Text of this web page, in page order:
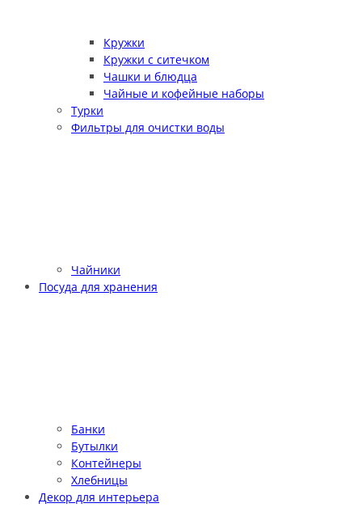
Кружки
Кружки с ситечком
Чашки и блюдца
Чайные и кофейные наборы
Турки
Фильтры для очистки воды
Чайники
Посуда для хранения
Банки
Бутылки
Контейнеры
Хлебницы
Декор для интерьера